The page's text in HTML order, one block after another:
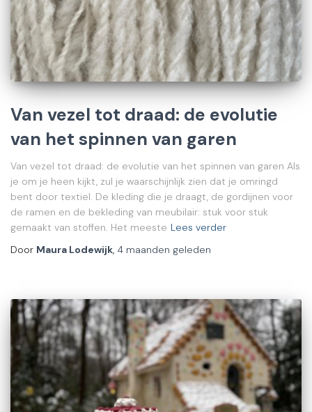
Van vezel tot draad: de evolutie
van het spinnen van garen
Van vezel tot draad: de evolutie van het spinnen van garen Als
je om je heen kijkt, zul je waarschijnlijk zien dat je omringd
bent door textiel. De kleding die je draagt, de gordijnen voor
de ramen en de bekleding van meubilair: stuk voor stuk
gemaakt van stoffen. Het meeste Lees verder
Door Maura Lodewijk, 4 maanden geleden